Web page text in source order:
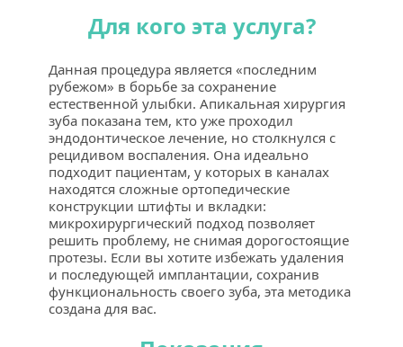
Для кого эта услуга?
Данная процедура является «последним
рубежом» в борьбе за сохранение
естественной улыбки. Апикальная хирургия
зуба показана тем, кто уже проходил
эндодонтическое лечение, но столкнулся с
рецидивом воспаления. Она идеально
подходит пациентам, у которых в каналах
находятся сложные ортопедические
конструкции штифты и вкладки:
микрохирургический подход позволяет
решить проблему, не снимая дорогостоящие
протезы. Если вы хотите избежать удаления
и последующей имплантации, сохранив
функциональность своего зуба, эта методика
создана для вас.